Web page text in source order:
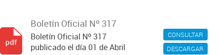
CONSULTAR
DESCARGAR
Boletín Oficial Nº 317
Boletín Oficial Nº 317
publicado el día 01 de Abril
pdf